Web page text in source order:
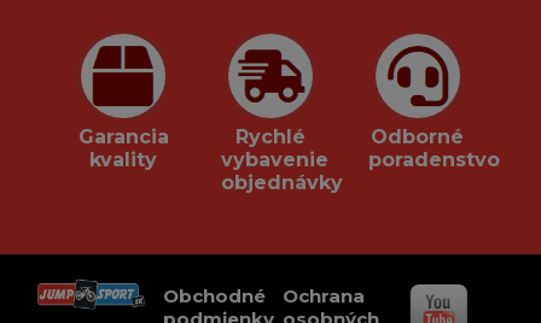
Garancia
kvality
Rychlé
vybavenie
objednávky
Odborné
poradenstvo
Obchodné
podmienky
Ochrana
osobných